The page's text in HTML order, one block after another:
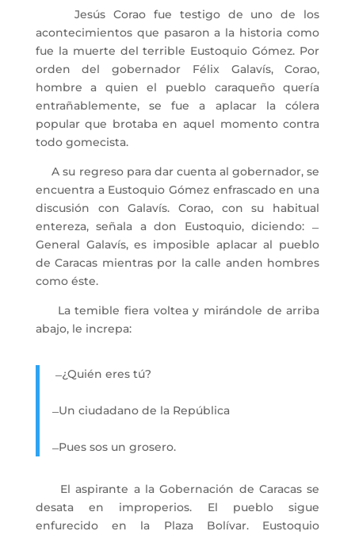
Jesús Corao fue testigo de uno de los
acontecimientos que pasaron a la historia como
fue la muerte del terrible Eustoquio Gómez. Por
orden del gobernador Félix Galavís, Corao,
hombre a quien el pueblo caraqueño quería
entrañablemente, se fue a aplacar la cólera
popular que brotaba en aquel momento contra
todo gomecista.
A su regreso para dar cuenta al gobernador, se
encuentra a Eustoquio Gómez enfrascado en una
discusión con Galavís. Corao, con su habitual
entereza, señala a don Eustoquio, diciendo: ̶
General Galavís, es imposible aplacar al pueblo
de Caracas mientras por la calle anden hombres
como éste.
La temible fiera voltea y mirándole de arriba
abajo, le increpa:
̶ ¿Quién eres tú?
̶ Un ciudadano de la República
̶ Pues sos un grosero.
El aspirante a la Gobernación de Caracas se
desata en improperios. El pueblo sigue
enfurecido en la Plaza Bolívar. Eustoquio